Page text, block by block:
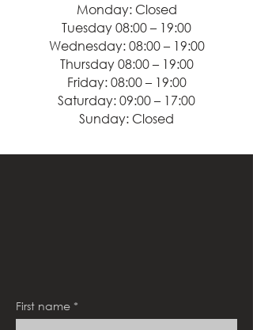
Monday: Closed
Tuesday 08:00 – 19:00
Wednesday: 08:00 – 19:00
Thursday 08:00 – 19:00
Friday: 08:00 – 19:00
Saturday: 09:00 – 17:00
Sunday: Closed
First name *